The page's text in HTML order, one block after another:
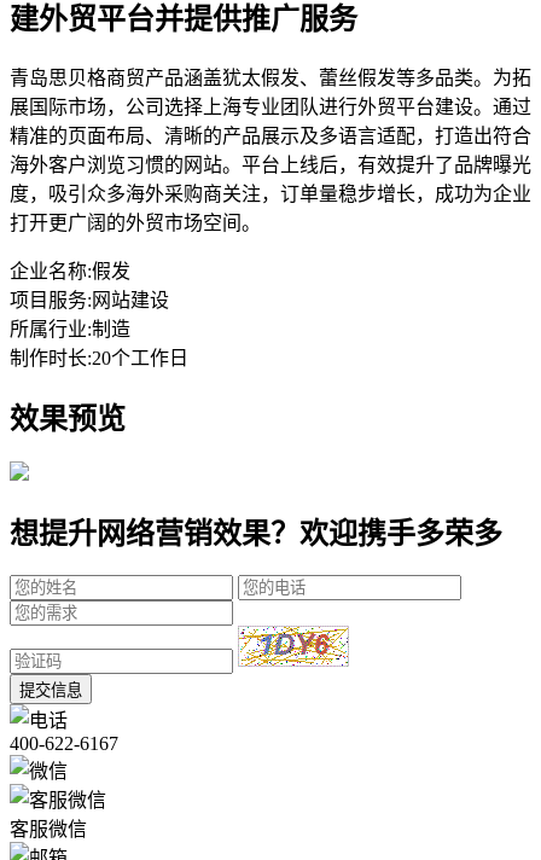
建外贸平台并提供推广服务
青岛思贝格商贸产品涵盖犹太假发、蕾丝假发等多品类。为拓
展国际市场，公司选择上海专业团队进行外贸平台建设。通过
精准的页面布局、清晰的产品展示及多语言适配，打造出符合
海外客户浏览习惯的网站。平台上线后，有效提升了品牌曝光
度，吸引众多海外采购商关注，订单量稳步增长，成功为企业
打开更广阔的外贸市场空间。
企业名称:假发
项目服务: 网站建设
所属行业:制造
制作时长:20个工作日
效果预览
想提升网络营销效果？欢迎携手多荣多
提交信息
400-622-6167
客服微信